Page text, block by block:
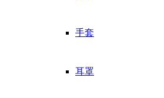
手套
耳罩